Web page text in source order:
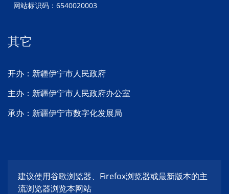
网站标识码：6540020003
其它
开办：新疆伊宁市人民政府
主办：新疆伊宁市人民政府办公室
承办：新疆伊宁市数字化发展局
建议使用谷歌浏览器、Firefox浏览器或最新版本的主
流浏览器浏览本网站